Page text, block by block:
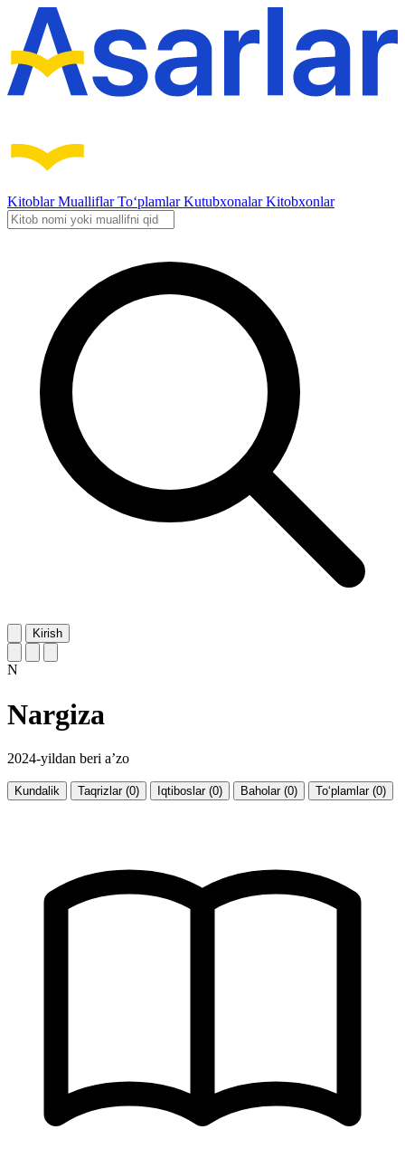
KitoblarMualliflarTo‘plamlarKutubxonalarKitobxonlar
Kirish
N
Nargiza
2024-yildan beri a’zo
Kundalik Taqrizlar (0) Iqtiboslar (0) Baholar (0) To‘plamlar (0)